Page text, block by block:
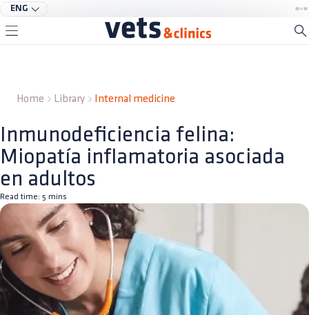
ENG
Home Library Internal medicine
Inmunodeficiencia felina:
Miopatía inflamatoria asociada
en adultos
Read time: 5 mins